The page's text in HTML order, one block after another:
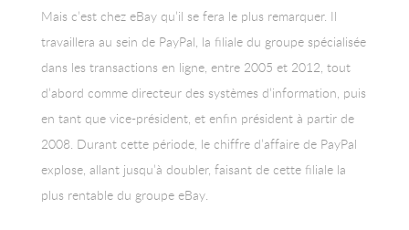
Mais c’est chez eBay qu’il se fera le plus remarquer. Il
travaillera au sein de PayPal, la filiale du groupe spécialisée
dans les transactions en ligne, entre 2005 et 2012, tout
d’abord comme directeur des systèmes d’information, puis
en tant que vice-président, et enfin président à partir de
2008. Durant cette période, le chiffre d’affaire de PayPal
explose, allant jusqu’à doubler, faisant de cette filiale la
plus rentable du groupe eBay.